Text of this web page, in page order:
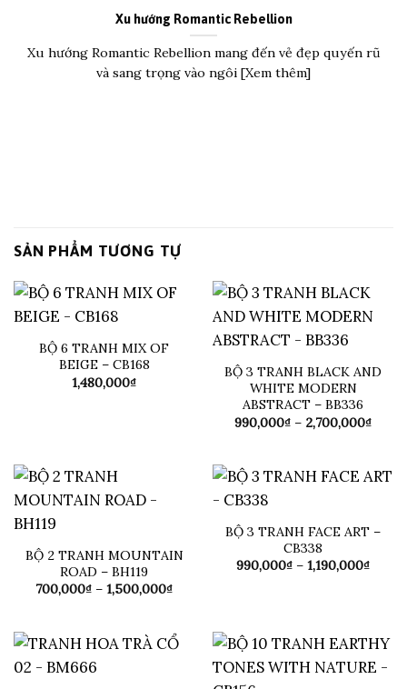
Xu hướng Romantic Rebellion
Xu hướng Romantic Rebellion mang đến vẻ đẹp quyến rũ
và sang trọng vào ngôi [Xem thêm]
SẢN PHẨM TƯƠNG TỰ
BỘ 6 TRANH MIX OF
BEIGE – CB168
1,480,000₫
BỘ 3 TRANH BLACK AND
WHITE MODERN
ABSTRACT – BB336
990,000₫ – 2,700,000₫
đến
BỘ 2 TRANH MOUNTAIN
ROAD – BH119
700,000₫ – 1,500,000₫Khoảng
đến
1,500,000₫
BỘ 3 TRANH FACE ART –
CB338
990,000₫ – 1,190,000₫